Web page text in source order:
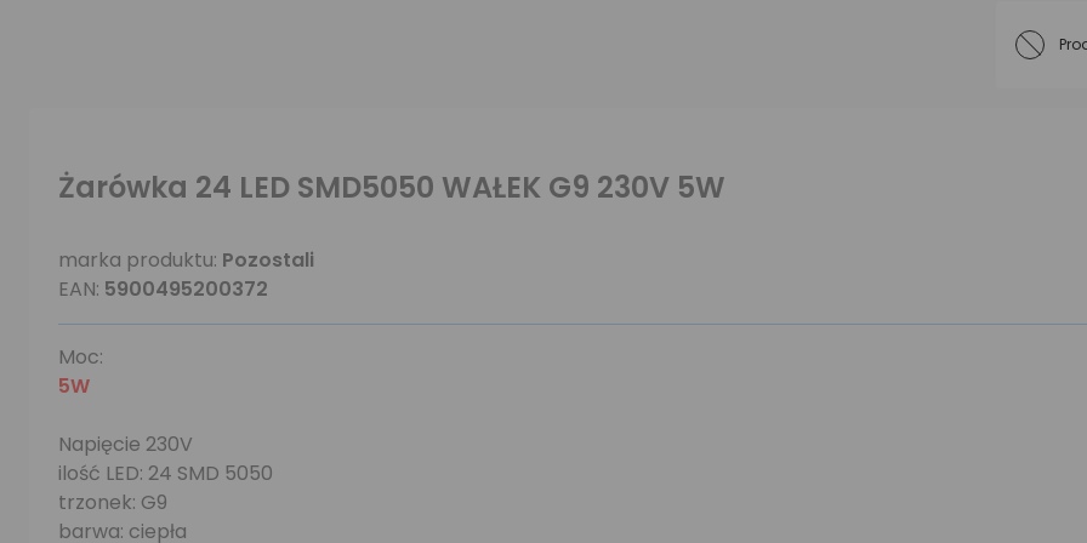
Żarówka 24 LED SMD5050 WAŁEK G9 230V 5W
marka produktu: Pozostali
EAN: 5900495200372
Moc:
5W
Napięcie 230V
ilość LED: 24 SMD 5050
trzonek: G9
barwa: ciepła